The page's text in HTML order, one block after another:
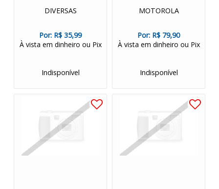
DIVERSAS
Por: R$ 35,99
À vista em dinheiro ou Pix
Indisponível
MOTOROLA
Por: R$ 79,90
À vista em dinheiro ou Pix
Indisponível